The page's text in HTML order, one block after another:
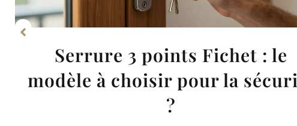
Pourquoi installer une alarme
maison ?
Sécurité maison pratique Dissuasion visible : une alarme réduit